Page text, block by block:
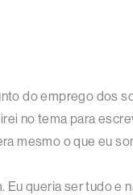
do emprego dos
no tema para
mesmo o que eu
Eu queria ser tudo e